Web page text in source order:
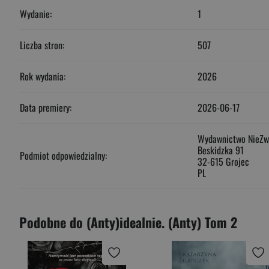
Wydanie: 1
Liczba stron: 507
Rok wydania: 2026
Data premiery: 2026-06-17
Podmiot odpowiedzialny:
Wydawnictwo
Beskidzka 91
32-615 Grojec
PL
Podobne do (Anty)idealnie. (Anty) Tom 2